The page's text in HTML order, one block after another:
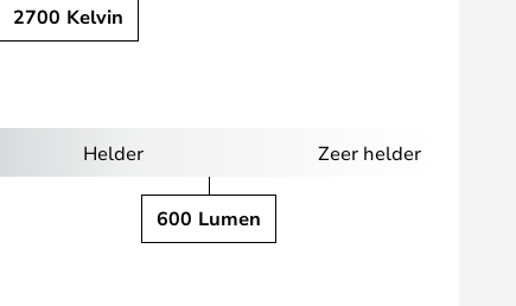
2700 Kelvin
Helder Zeer helder
600 Lumen